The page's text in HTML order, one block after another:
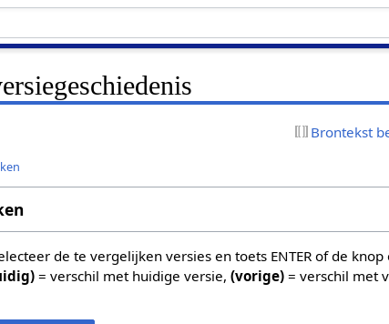
Brontekst
de te vergelijken versies en toets ENTER of de knop
= verschil met huidige versie,(vorige) = verschil met